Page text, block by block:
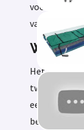
voor jou de
van hulp
Wat is
Het
twee delen
een
bestaan